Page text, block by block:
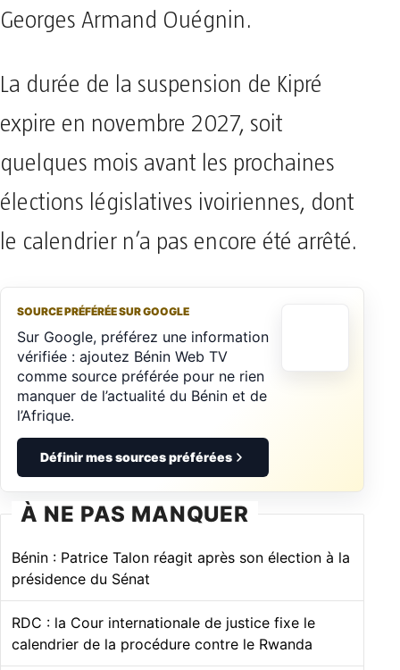
Georges Armand Ouégnin.
La durée de la suspension de Kipré
expire en novembre 2027, soit
quelques mois avant les prochaines
élections législatives ivoiriennes, dont
le calendrier n’a pas encore été arrêté.
SOURCE PRÉFÉRÉE SUR GOOGLE
Sur Google, préférez une information
vérifiée : ajoutez Bénin Web TV
comme source préférée pour ne rien
manquer de l’actualité du Bénin et de
l’Afrique.
Définir mes sources préférées
À NE PAS MANQUER
Bénin : Patrice Talon réagit après son élection à la
présidence du Sénat
RDC : la Cour internationale de justice fixe le
calendrier de la procédure contre le Rwanda